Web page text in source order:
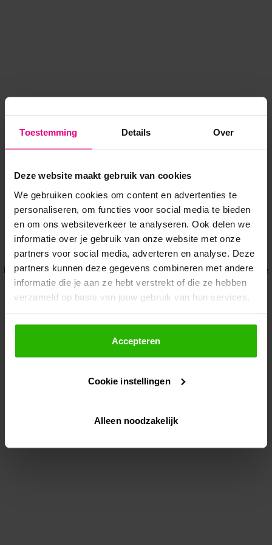
Toestemming Details Over
Deze website maakt gebruik van cookies
We gebruiken cookies om content en advertenties te
personaliseren, om functies voor social media te bieden
en om ons websiteverkeer te analyseren. Ook delen we
informatie over je gebruik van onze website met onze
partners voor social media, adverteren en analyse. Deze
partners kunnen deze gegevens combineren met andere
informatie die je aan ze hebt verstrekt of die ze hebben
verzameld op basis van jouw gebruik van hun services.
Als je op "Accepteer" klikt, dan geef je Voordeeluitjes.nl
toestemming om cookies voor social media en
gepersonaliseerde advertenties te plaatsen.
Lees hier meer over in onsprivacybeleid
Via "Cookie instellingen" kun je ook zelf instellen welke
Accepteren
Cookie instellingen
Alleen noodzakelijk
Application error: a client-side exception has occurred while
loadingwww.voordeeluitjes.nl (see the browser console for more
information).